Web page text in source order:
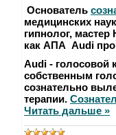
Основатель
медицинских
гипнолог,
как АПА Audi
Audi - голосовой
собственным
сознательно
терапии.
Читать дальше »